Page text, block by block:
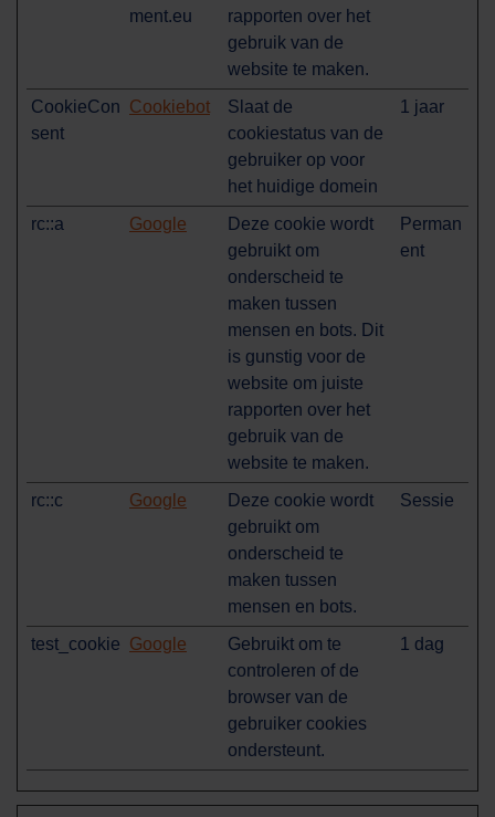
ment.eu
rapporten over het
gebruik van de
website te maken.
CookieCon
sent
Cookiebot
Slaat de
cookiestatus van de
gebruiker op voor
het huidige domein
1 jaar
rc::a Google
Deze cookie wordt
gebruikt om
onderscheid te
maken tussen
mensen en bots. Dit
is gunstig voor de
website om juiste
rapporten over het
gebruik van de
website te maken.
Perman
ent
rc::c Google
Deze cookie wordt
gebruikt om
onderscheid te
maken tussen
mensen en bots.
Sessie
test_cookie Google
Gebruikt om te
controleren of de
browser van de
gebruiker cookies
ondersteunt.
1 dag